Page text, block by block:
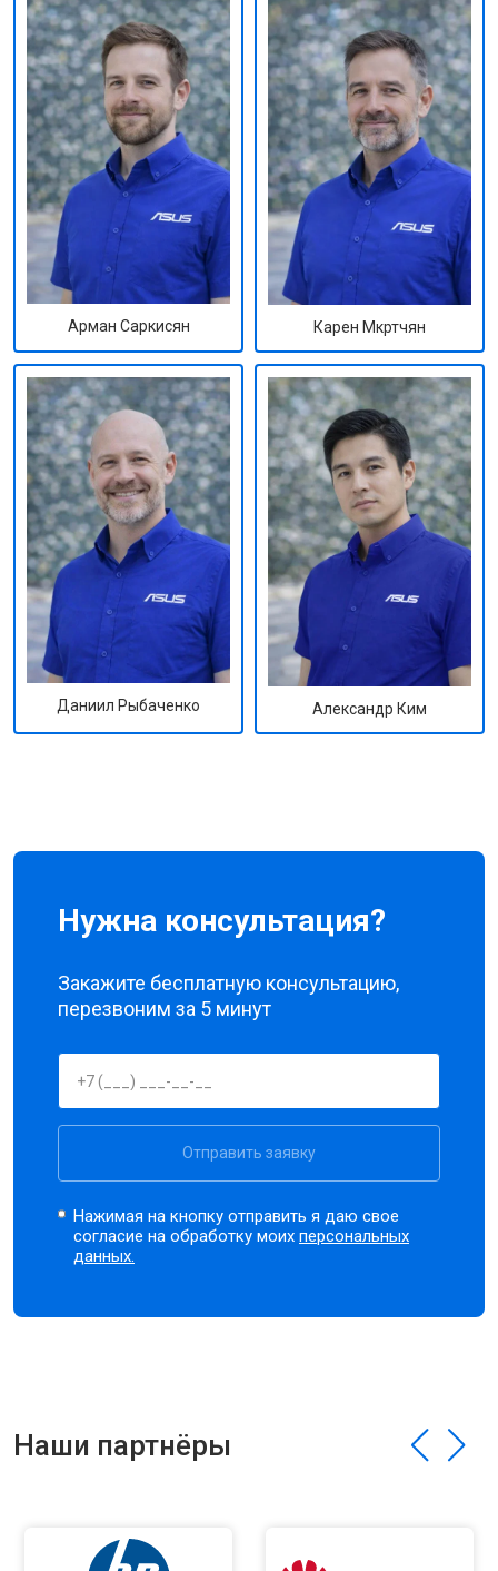
Арман Саркисян Карен Мкртчян
Даниил Рыбаченко Александр Ким
Нужна консультация?
Закажите бесплатную консультацию,
перезвоним за 5 минут
Отправить заявку
Нажимая на кнопку отправить я даю свое
согласие на обработку моихперсональных
данных.
Наши партнёры